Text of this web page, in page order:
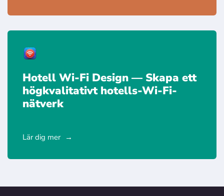
Hotell Wi-Fi Design — Skapa ett
högkvalitativt hotells-Wi-Fi-
nätverk
Lär dig mer